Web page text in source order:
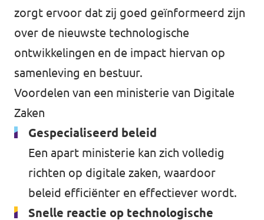
zorgt ervoor dat zij goed geïnformeerd zijn
over de nieuwste technologische
ontwikkelingen en de impact hiervan op
samenleving en bestuur.
Voordelen van een ministerie van Digitale
Zaken
Gespecialiseerd beleid
Een apart ministerie kan zich volledig
richten op digitale zaken, waardoor
beleid efficiënter en effectiever wordt.
Snelle reactie op technologische